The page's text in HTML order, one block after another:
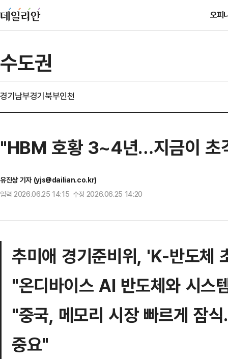
오피
수도권
경기남부경기북부인천
"HBM 호황 3~4년…지금이 초
유진상 기자 (yjs@dailian.co.kr)
입력 2026.06.25 14:15 수정 2026.06.25 14:20
추미애 경기준비위, 'K-반도체
"온디바이스 AI 반도체와 시스
"중국, 메모리 시장 빠르게 잠
중요"